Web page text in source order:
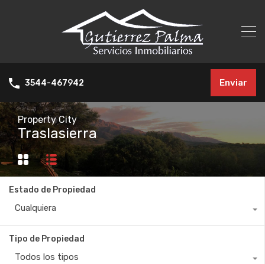
3544-467942 Enviar
Property City
Traslasierra
Estado de Propiedad
Cualquiera
Tipo de Propiedad
Todos los tipos